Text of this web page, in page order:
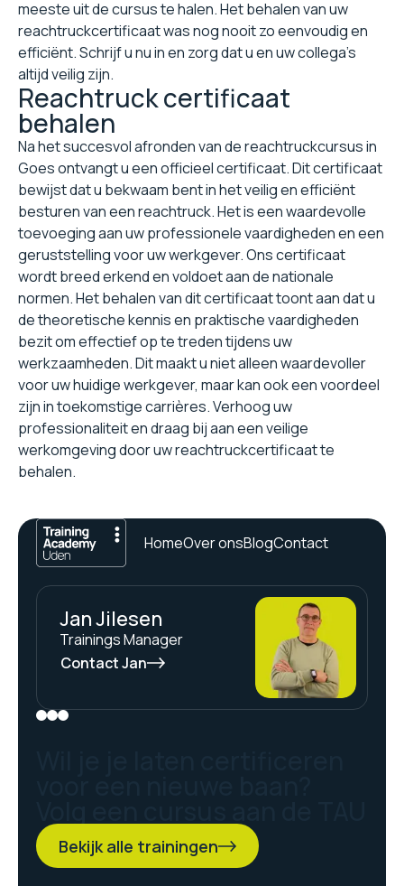
meeste uit de cursus te halen. Het behalen van uw
reachtruckcertificaat was nog nooit zo eenvoudig en
efficiënt. Schrijf u nu in en zorg dat u en uw collega's
altijd veilig zijn.
Reachtruck certificaat
behalen
Na het succesvol afronden van de reachtruckcursus in
Goes ontvangt u een officieel certificaat. Dit certificaat
bewijst dat u bekwaam bent in het veilig en efficiënt
besturen van een reachtruck. Het is een waardevolle
toevoeging aan uw professionele vaardigheden en een
geruststelling voor uw werkgever. Ons certificaat
wordt breed erkend en voldoet aan de nationale
normen. Het behalen van dit certificaat toont aan dat u
de theoretische kennis en praktische vaardigheden
bezit om effectief op te treden tijdens uw
werkzaamheden. Dit maakt u niet alleen waardevoller
voor uw huidige werkgever, maar kan ook een voordeel
zijn in toekomstige carrières. Verhoog uw
professionaliteit en draag bij aan een veilige
werkomgeving door uw reachtruckcertificaat te
behalen.
HomeOver onsBlogContact
Jan Jilesen
Trainings Manager
Contact Jan
Bekijk alle trainingen